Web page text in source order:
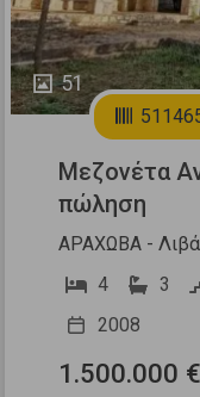
51
Μεζονέτα
πώληση
ΑΡΑΧΩΒΑ -
4
3
2008
1.500.000 €